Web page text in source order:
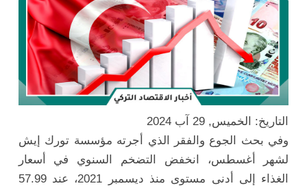
التاريخ: الخميس, 29 آب 2024
وفي بحث الجوع والفقر الذي أجرته مؤسسة تورك إيش
لشهر أغسطس، انخفض التضخم السنوي في أسعار
الغذاء إلى أدنى مستوى منذ ديسمبر 2021، عند 57.99